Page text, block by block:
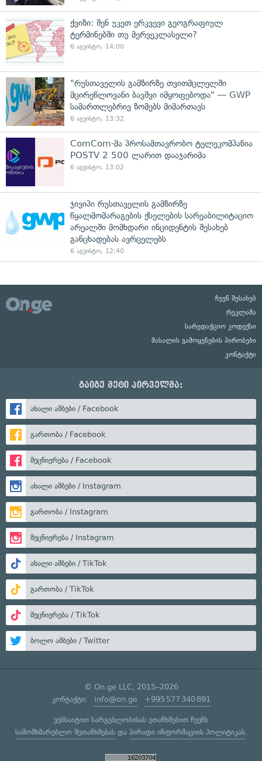
ქვიზი: შენ უკეთ ერკვევი გეოგრაფიულ
ტერმინებში თუ მერვეკლასელი?
6 აგვისტო, 14:00
"რუსთაველის გამზირზე თვითმცლელში
მცირეწლოვანი ბავშვი იმყოფებოდა" — GWP
სამართლებრივ ზომებს მიმართავს
6 აგვისტო, 13:32
ComCom-მა პროსამთავრობო ტელეკომპანია
POSTV 2 500 ლარით დააჯარიმა
6 აგვისტო, 13:02
ჯივიპი რუსთაველის გამზირზე
წყალმომარაგების ქსელების სარეაბილიტაციო
არეალში მომხდარი ინციდენტის შესახებ
განცხადებას ავრცელებს
6 აგვისტო, 12:40
ჩვენ შესახებ
რეკლამა
სარედაქციო კოდექსი
მასალის გამოყენების პირობები
კონტაქტი
გაიგე მეტი პირველმა:
ახალი ამბები / Facebook
გართობა / Facebook
მეცნიერება / Facebook
ახალი ამბები / Instagram
გართობა / Instagram
მეცნიერება / Instagram
ახალი ამბები / TikTok
გართობა / TikTok
მეცნიერება / TikTok
ბოლო ამბები / Twitter
© On.ge LLC, 2015–2026
კონტაქტი: info@on.ge +995 577 340 891
ვებსაიტით სარგებლობისას ეთანხმებით ჩვენს
სამომხმარებლო შეთანხმებასდა პირადი ინფორმაციის პოლიტიკას.